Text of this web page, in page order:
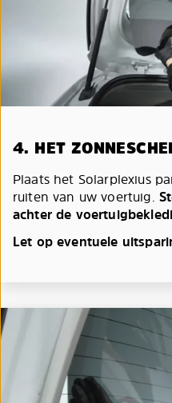
4. HET
Plaats het Solarplexius
ruiten van uw voertuig.
achter de
Let op eventuele